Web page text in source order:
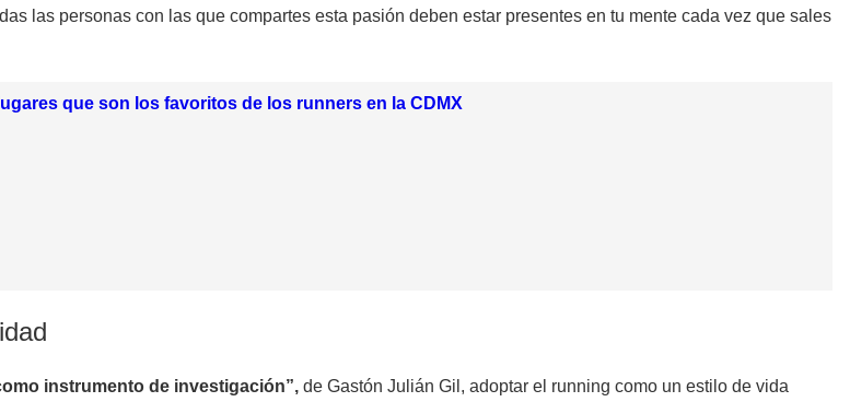
las personas con las que compartes esta pasión deben estar presentes en tu mente cada vez que sales
que son los favoritos de los runners en la CDMX
instrumento de investigación”, de Gastón Julián Gil, adoptar el running como un estilo de vida